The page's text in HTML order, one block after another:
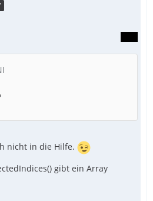
nicht in die Hilfe.
gibt ein Array